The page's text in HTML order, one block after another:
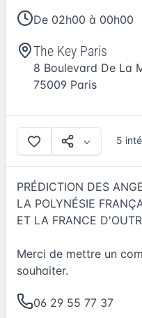
De 02h00 à 00h00
The Key Paris
8 Boulevard De La
75009 Paris
5
PRÉDICTION DES
LA POLYNÉSIE
ET LA FRANCE
Merci de mettre un
souhaiter.
06 29 55 77 37